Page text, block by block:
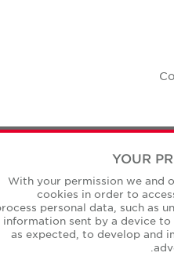
YOUR
With your permission we
cookies in order to
process personal data, such as
information sent by a device
as expected, to develop